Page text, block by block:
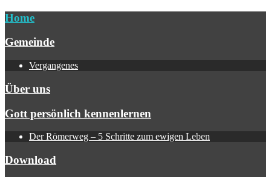
Home
Gemeinde
Vergangenes
Über uns
Gott persönlich kennenlernen
Der Römerweg – 5 Schritte zum ewigen Leben
Download